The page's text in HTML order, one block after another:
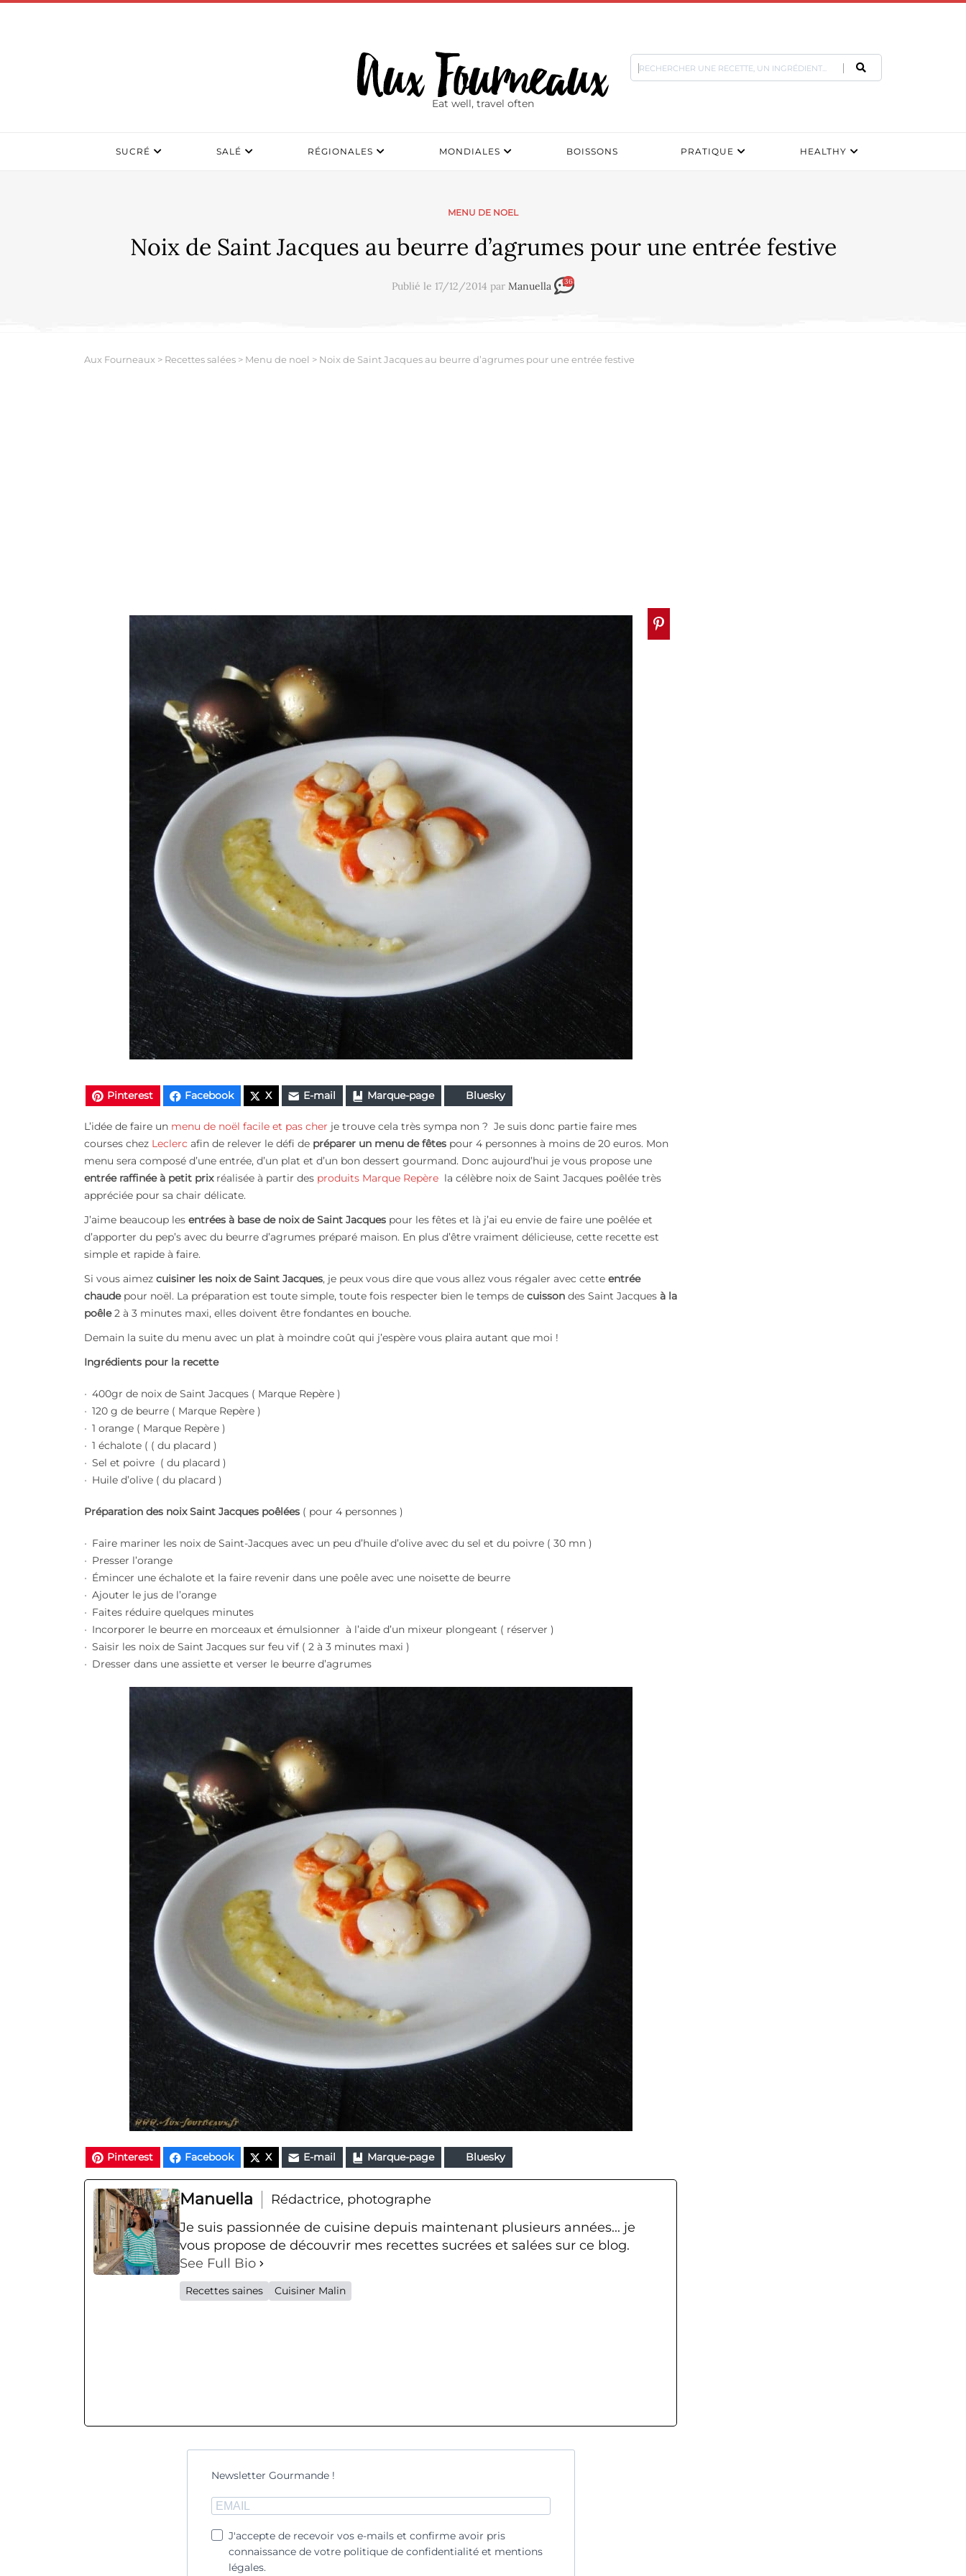
Eat well, travel often
SUCRÉ SALÉ RÉGIONALES MONDIALES BOISSONS PRATIQUE HEALTHY
MENU DE NOEL
Noix de Saint Jacques au beurre d’agrumes pour une entrée festive
Publié le 17/12/2014 par Manuella 36
Aux Fourneaux > Recettes salées > Menu de noel > Noix de Saint Jacques au beurre d’agrumes pour une entrée festive
Pinterest Facebook X E-mail Marque-page Bluesky
L’idée de faire un menu de noël facile et pas cher je trouve cela très sympa non ? Je suis donc partie faire mes
courses chez Leclerc afin de relever le défi de préparer un menu de fêtes pour 4 personnes à moins de 20 euros. Mon
menu sera composé d’une entrée, d’un plat et d’un bon dessert gourmand. Donc aujourd’hui je vous propose une
entrée raffinée à petit prixréalisée à partir des produits Marque Repère la célèbre noix de Saint Jacques poêlée très
appréciée pour sa chair délicate.
J’aime beaucoup les entrées à base de noix de Saint Jacques pour les fêtes et là j’ai eu envie de faire une poêlée et
d’apporter du pep’s avec du beurre d’agrumes préparé maison. En plus d’être vraiment délicieuse, cette recette est
simple et rapide à faire.
Si vous aimez cuisiner les noix de Saint Jacques, je peux vous dire que vous allez vous régaler avec cette entrée
chaudepour noël. La préparation est toute simple, toute fois respecter bien le temps de cuisson des Saint Jacques à la
poêle2 à 3 minutes maxi, elles doivent être fondantes en bouche.
Demain la suite du menu avec un plat à moindre coût qui j’espère vous plaira autant que moi !
Ingrédients pour la recette
400gr de noix de Saint Jacques ( Marque Repère )
120 g de beurre ( Marque Repère )
1 orange ( Marque Repère )
1 échalote ( ( du placard )
Sel et poivre ( du placard )
Huile d’olive ( du placard )
Préparation des noix Saint Jacques poêlées ( pour 4 personnes )
Faire mariner les noix de Saint-Jacques avec un peu d’huile d’olive avec du sel et du poivre ( 30 mn )
Presser l’orange
Émincer une échalote et la faire revenir dans une poêle avec une noisette de beurre
Ajouter le jus de l’orange
Faites réduire quelques minutes
Incorporer le beurre en morceaux et émulsionner à l’aide d’un mixeur plongeant ( réserver )
Saisir les noix de Saint Jacques sur feu vif ( 2 à 3 minutes maxi )
Dresser dans une assiette et verser le beurre d’agrumes
Pinterest Facebook X E-mail Marque-page Bluesky
Manuella
Rédactrice, photographe
Je suis passionnée de cuisine depuis maintenant plusieurs années... je
vous propose de découvrir mes recettes sucrées et salées sur ce blog.
See Full Bio
Recettes saines Cuisiner Malin
Newsletter Gourmande !
J'accepte de recevoir vos e-mails et confirme avoir pris
connaissance de votre politique de confidentialité et mentions
légales.